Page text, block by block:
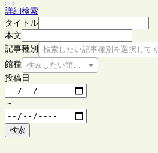
詳細検索
タイトル
本文
記事種別
検索したい記事種別を選択して
館種 検索したい館種を選択してください
投稿日
～
検索